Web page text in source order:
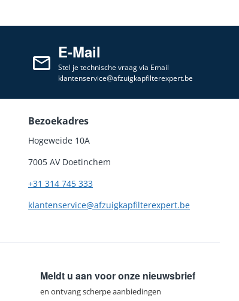
E-Mail
Stel je technische vraag via Email
klantenservice@afzuigkapfilterexpert.be
Bezoekadres
Hogeweide 10A
7005 AV Doetinchem
+31 314 745 333
klantenservice@afzuigkapfilterexpert.be
Meldt u aan voor onze nieuwsbrief
en ontvang scherpe aanbiedingen